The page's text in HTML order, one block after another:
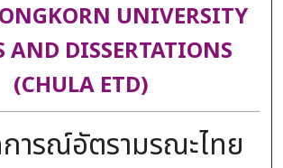
UNIVERSITY
AND DISSERTATIONS
(CHULA ETD)
ารณ์อัตรามรณะไทย